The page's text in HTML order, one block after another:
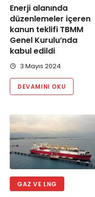
Enerji alanında
düzenlemeler içeren
kanun teklifi TBMM
Genel Kurulu’nda
kabul edildi
3 Mayıs 2024
DEVAMINI OKU
GAZ VE LNG